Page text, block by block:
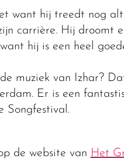
want hij treedt nog
carrière. Hij droomt
hij is een heel
muziek van Izhar?
Er is een
Songfestival.
de website van Het